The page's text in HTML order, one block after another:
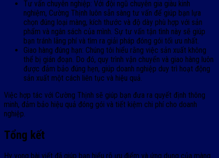
Tư vấn chuyên nghiệp: Với đội ngũ chuyên gia giàu kinh
nghiệm, Cường Thịnh luôn sẵn sàng tư vấn để giúp bạn lựa
chọn đúng loại màng, kích thước và độ dày phù hợp với sản
phẩm và ngân sách của mình. Sự tư vấn tận tình này sẽ giúp
bạn tránh lãng phí và tìm ra giải pháp đóng gói tối ưu nhất.
Giao hàng đúng hạn: Chúng tôi hiểu rằng việc sản xuất không
thể bị gián đoạn. Do đó, quy trình vận chuyển và giao hàng luôn
được đảm bảo đúng hẹn, giúp doanh nghiệp duy trì hoạt động
sản xuất một cách liên tục và hiệu quả.
Việc hợp tác với Cường Thịnh sẽ giúp bạn đưa ra quyết định thông
minh, đảm bảo hiệu quả đóng gói và tiết kiệm chi phí cho doanh
nghiệp.
Tổng kết
Hy vọng bài viết đã giúp bạn hiểu rõ ưu điểm và ứng dụng của màng